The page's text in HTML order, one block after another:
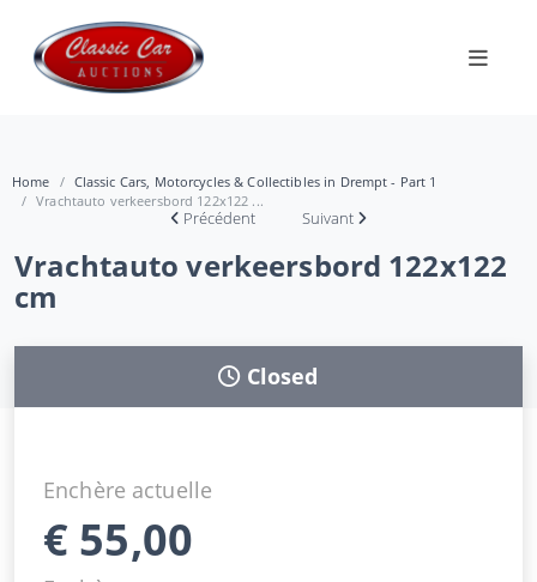
Home
Classic Cars, Motorcycles & Collectibles in Drempt - Part 1
Vrachtauto verkeersbord 122x122 ...
Précédent Suivant
Vrachtauto verkeersbord 122x122
cm
Closed
Enchère actuelle
€ 55,00